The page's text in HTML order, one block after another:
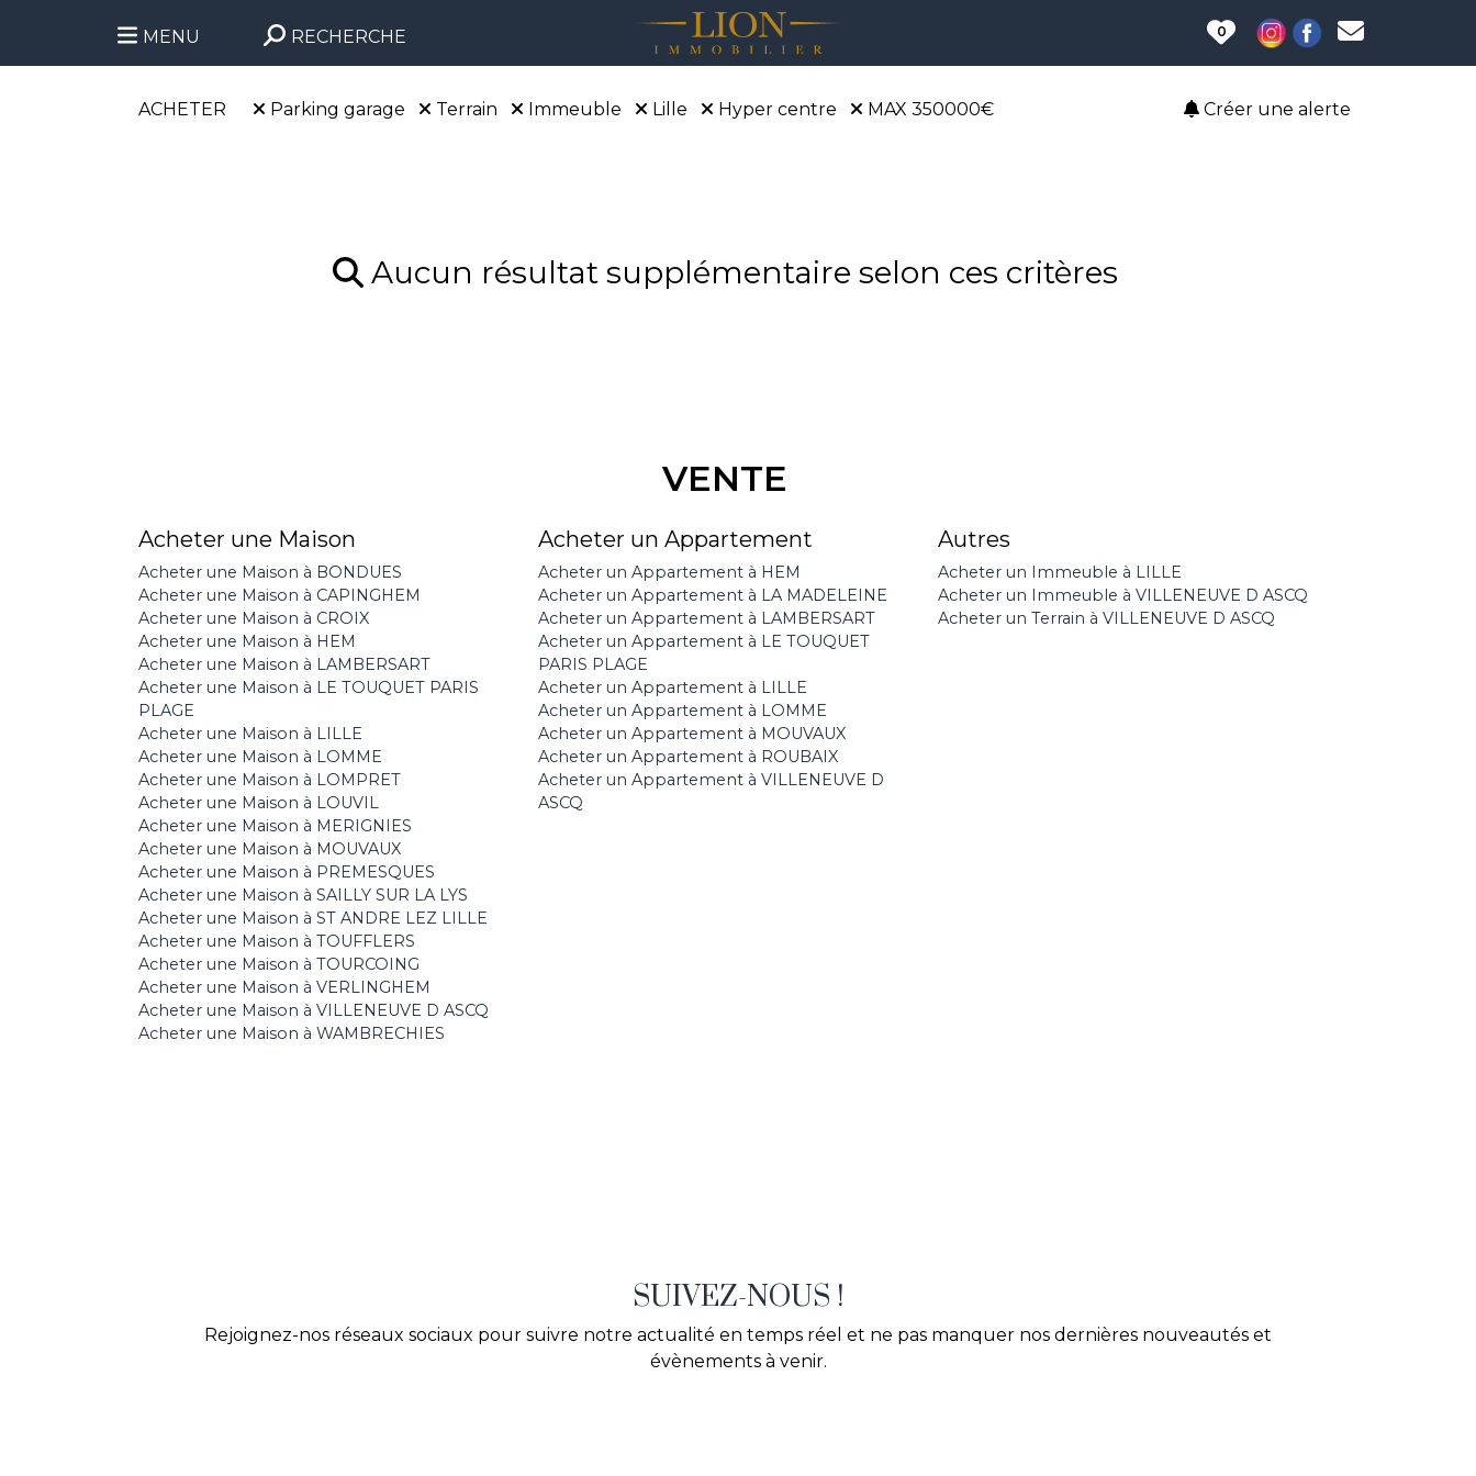
MENU RECHERCHE 0
Créer une alerte
ACHETER Parking garage Terrain Immeuble Lille Hyper centre MAX 350000€
Aucun résultat supplémentaire selon ces critères
VENTE
Acheter une Maison
Acheter une Maison à BONDUES
Acheter une Maison à CAPINGHEM
Acheter une Maison à CROIX
Acheter une Maison à HEM
Acheter une Maison à LAMBERSART
Acheter une Maison à LE TOUQUET PARIS
PLAGE
Acheter une Maison à LILLE
Acheter une Maison à LOMME
Acheter une Maison à LOMPRET
Acheter une Maison à LOUVIL
Acheter une Maison à MERIGNIES
Acheter une Maison à MOUVAUX
Acheter une Maison à PREMESQUES
Acheter une Maison à SAILLY SUR LA LYS
Acheter une Maison à ST ANDRE LEZ LILLE
Acheter une Maison à TOUFFLERS
Acheter une Maison à TOURCOING
Acheter une Maison à VERLINGHEM
Acheter une Maison à VILLENEUVE D ASCQ
Acheter une Maison à WAMBRECHIES
Acheter un Appartement
Acheter un Appartement à HEM
Acheter un Appartement à LA MADELEINE
Acheter un Appartement à LAMBERSART
Acheter un Appartement à LE TOUQUET
PARIS PLAGE
Acheter un Appartement à LILLE
Acheter un Appartement à LOMME
Acheter un Appartement à MOUVAUX
Acheter un Appartement à ROUBAIX
Acheter un Appartement à VILLENEUVE D
ASCQ
Autres
Acheter un Immeuble à LILLE
Acheter un Immeuble à VILLENEUVE D ASCQ
Acheter un Terrain à VILLENEUVE D ASCQ
SUIVEZ-NOUS !
Rejoignez-nos réseaux sociaux pour suivre notre actualité en temps réel et ne pas manquer nos dernières nouveautés et
évènements à venir.